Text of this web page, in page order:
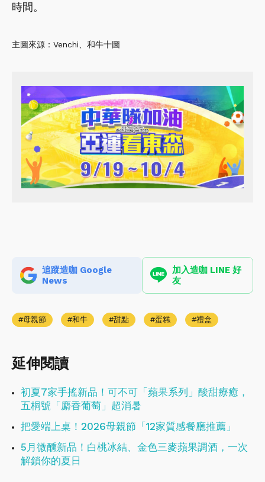
時間。
主圖來源：Venchi、和牛十圖
追蹤造咖 Google
News
加入造咖 LINE 好
友
母親節 和牛 甜點 蛋糕 禮盒
延伸閱讀
初夏7家手搖新品！可不可「蘋果系列」酸甜療癒，
五桐號「麝香葡萄」超消暑
把愛端上桌！2026母親節「12家質感餐廳推薦」
5月微醺新品！白桃冰結、金色三麥蘋果調酒，一次
解鎖你的夏日